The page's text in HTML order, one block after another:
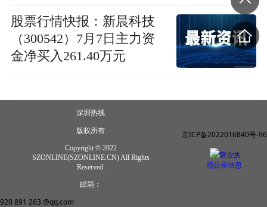
等项目
股票行情快报：新晨科技
（300542）7月7日主力资
金净买入261.40万元
深圳热线
版权所有
Copyright © 2022
SZONLINE(SZONLINE.CN) All Rights
Reserved.
邮箱：
920 891 263 @qq.com
京ICP备2022016840号-96
营业执
照公示信息